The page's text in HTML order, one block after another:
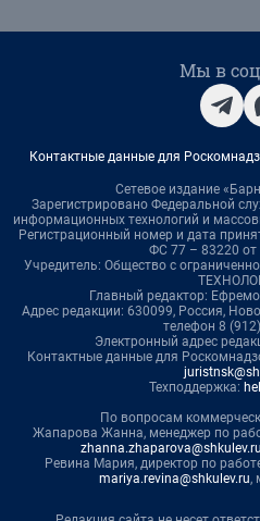
Мы в
Контактные данные для
Сетевое издание
Зарегистрировано Федеральной
информационных технологий и
Регистрационный номер и дата
ФС 77 – 83220 от
Учредитель: Общество с
Главный редактор:
Адрес редакции: 630099, Россия,
телефон 8
Электронный адрес
Контактные данные для
Техподдержка:
По вопросам
Жапарова Жанна, менеджер по
zhanna.zhaparova@shkulev.ru
Ревина Мария, директор по
mariya.revina@shkulev.ru,